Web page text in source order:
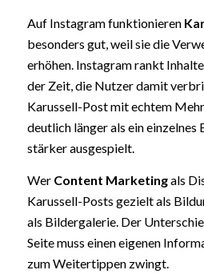
Auf Instagram funktionieren
besonders gut, weil sie die
erhöhen. Instagram rankt
der Zeit, die Nutzer damit
Karussell-Post mit echtem
deutlich länger als ein
stärker ausgespielt.
Wer Content Marketingals
Karussell-Posts gezielt als
als Bildergalerie. Der
Seite muss einen eigenen
zum Weitertippen zwingt.